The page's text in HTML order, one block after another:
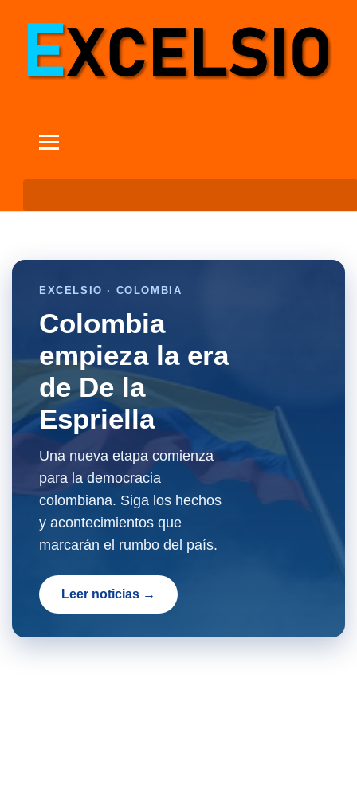
EXCELSIO · COLOMBIA
Colombia
empieza la era
de De la
Espriella
Una nueva etapa comienza
para la democracia
colombiana. Siga los hechos
y acontecimientos que
marcarán el rumbo del país.
Leer noticias →